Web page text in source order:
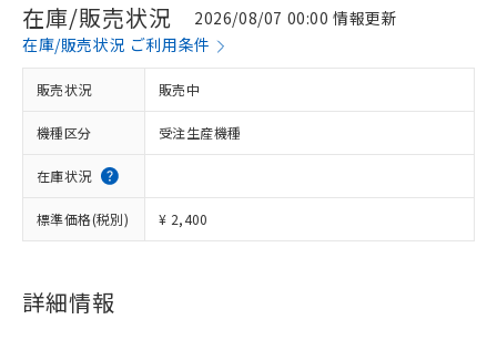
在庫/販売状況
2026/08/07 00:00 情報更新
在庫/販売状況 ご利用条件
販売状況 販売中
機種区分 受注生産機種
在庫状況
標準価格(税別) ¥ 2,400
詳細情報